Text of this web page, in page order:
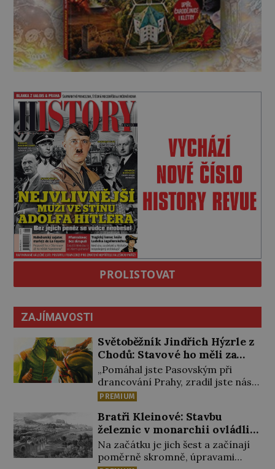
PROLISTOVAT
ZAJÍMAVOSTI
Světoběžník Jindřich Hýzrle z
Chodů: Stavové ho měli za
zrádce
„Pomáhal jste Pasovským při
drancování Prahy, zradil jste nás!“
nařknou čeští stavové hlavního
Jindřich se však zastrašit nenechá.
Zachová chladnou hlavu a trestu
unikne. Nicméně cejchu zrádce se
už nezbaví… Tři roky stačily! Škola
PREMIUM
Bratři Kleinové: Stavbu
železnic v monarchii ovládli
samouci
Na začátku je jich šest a začínají
poměrně skromně, úpravami